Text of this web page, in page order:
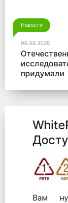
Новости
09.06.2025
придумали
для
Вам